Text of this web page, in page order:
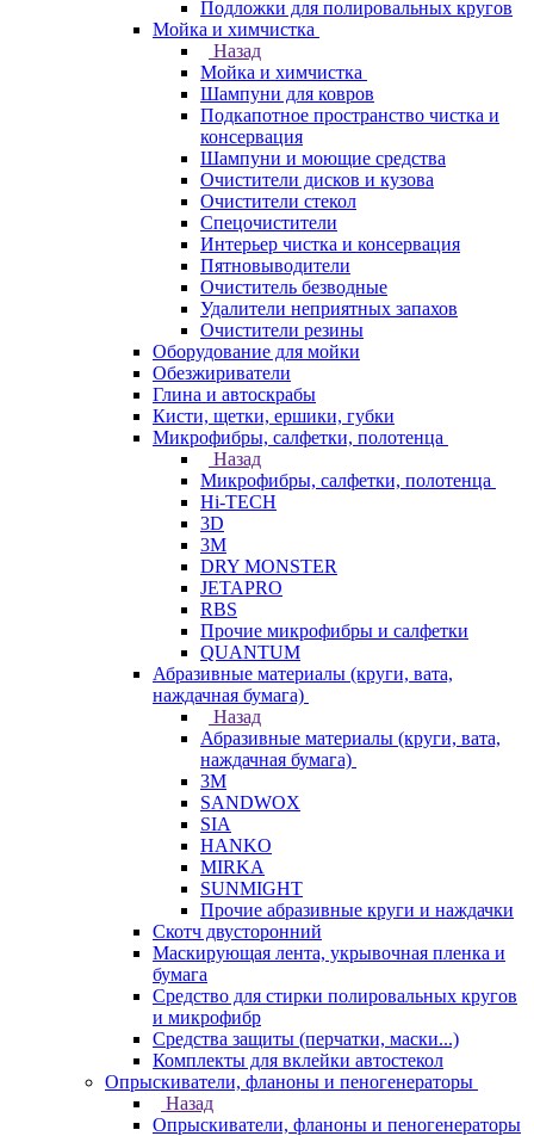
Подложки для полировальных кругов
Мойка и химчистка
Назад
Мойка и химчистка
Шампуни для ковров
Подкапотное пространство чистка и
консервация
Шампуни и моющие средства
Очистители дисков и кузова
Очистители стекол
Спецочистители
Интерьер чистка и консервация
Пятновыводители
Очиститель безводные
Удалители неприятных запахов
Очистители резины
Оборудование для мойки
Обезжириватели
Глина и автоскрабы
Кисти, щетки, ершики, губки
Микрофибры, салфетки, полотенца
Назад
Микрофибры, салфетки, полотенца
Hi-TECH
3D
3М
DRY MONSTER
JETAPRO
RBS
Прочие микрофибры и салфетки
QUANTUM
Абразивные материалы (круги, вата,
наждачная бумага)
Назад
Абразивные материалы (круги, вата,
наждачная бумага)
3М
SANDWOX
SIA
HANKO
MIRKA
SUNMIGHT
Прочие абразивные круги и наждачки
Скотч двусторонний
Маскирующая лента, укрывочная пленка и
бумага
Средство для стирки полировальных кругов
и микрофибр
Средства защиты (перчатки, маски...)
Комплекты для вклейки автостекол
Опрыскиватели, фланоны и пеногенераторы
Назад
Опрыскиватели, фланоны и пеногенераторы